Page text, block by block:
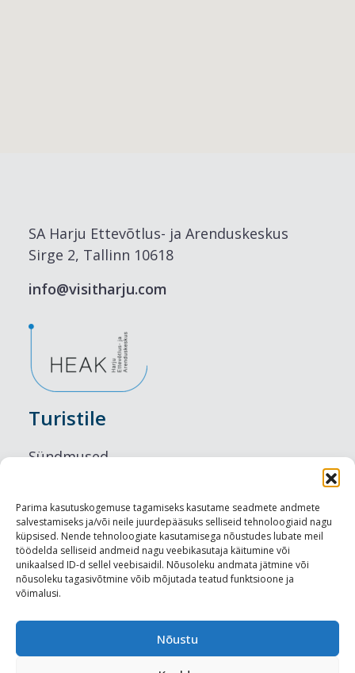
Parima kasutuskogemuse tagamiseks kasutame seadmete andmete
salvestamiseks ja/või neile juurdepääsuks selliseid tehnoloogiaid nagu
küpsised. Nende tehnoloogiate kasutamisega nõustudes lubate meil
töödelda selliseid andmeid nagu veebikasutaja käitumine või
unikaalsed ID-d sellel veebisaidil. Nõusoleku andmata jätmine või
nõusoleku tagasivõtmine võib mõjutada teatud funktsioone ja
võimalusi.
Nõustu
SA Harju Ettevõtlus- ja Arenduskeskus
Sirge 2, Tallinn 10618
info@visitharju.com
Turistile
Sündmused
Maitseelamused
Vaatamisväärsused
Visit Tallinn
Turismiprofessionaalile